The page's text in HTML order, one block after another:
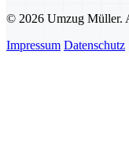
© 2026 Umzug Müller.
Impressum Datenschutz